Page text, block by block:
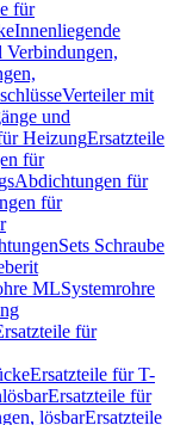
für
Innenliegende
Verbindungen,
Verteiler mit
und
HeizungErsatzteile
für
Abdichtungen für
für
Sets Schraube
MLSystemrohre
für
Ersatzteile für T-
Ersatzteile für
lösbarErsatzteile